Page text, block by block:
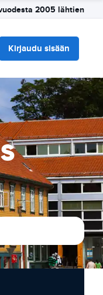
2005 lähtien
Kirjaudu sisään